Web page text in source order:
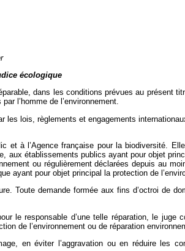
écologique
dans les conditions prévues au présent
l’homme de l’environnement.
les lois, règlements et engagements
et à l’Agence française pour la biodiversité.
établissements publics ayant pour objet
ou régulièrement déclarées depuis au
ayant pour objet principal la protection de
Toute demande formée aux fins d’octroi de
le responsable d’une telle réparation, le juge
de l’environnement ou de réparation
en éviter l’aggravation ou en réduire les